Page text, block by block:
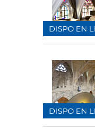
DISPO EN
DISPO EN